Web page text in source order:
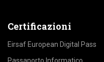
Certificazioni
Eirsaf European Digital Pass